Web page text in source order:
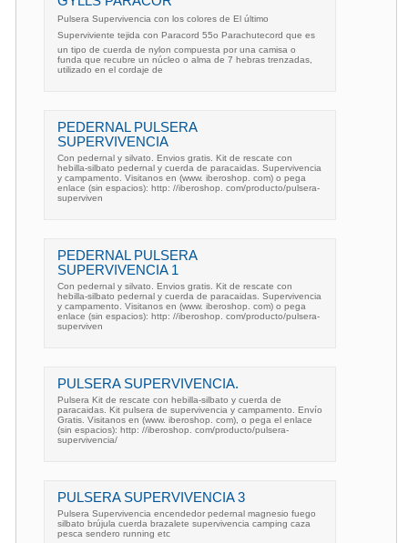
Pulsera Supervivencia con los colores de El último
Superviviente tejida con Paracord 55o Parachutecord que es
un tipo de cuerda de nylon compuesta por una camisa o
funda que recubre un núcleo o alma de 7 hebras trenzadas,
utilizado en el cordaje de
PEDERNAL PULSERA
SUPERVIVENCIA
Con pedernal y silvato. Envios gratis. Kit de rescate con
hebilla-silbato pedernal y cuerda de paracaidas. Supervivencia
y campamento. Visitanos en (www. iberoshop. com) o pega
enlace (sin espacios): http: //iberoshop. com/producto/pulsera-
superviven
PEDERNAL PULSERA
SUPERVIVENCIA 1
Con pedernal y silvato. Envios gratis. Kit de rescate con
hebilla-silbato pedernal y cuerda de paracaidas. Supervivencia
y campamento. Visitanos en (www. iberoshop. com) o pega
enlace (sin espacios): http: //iberoshop. com/producto/pulsera-
superviven
PULSERA SUPERVIVENCIA.
Pulsera Kit de rescate con hebilla-silbato y cuerda de
paracaidas. Kit pulsera de supervivencia y campamento. Envío
Gratis. Visitanos en (www. iberoshop. com), o pega el enlace
(sin espacios): http: //iberoshop. com/producto/pulsera-
supervivencia/
PULSERA SUPERVIVENCIA 3
Pulsera Supervivencia encendedor pedernal magnesio fuego
silbato brújula cuerda brazalete supervivencia camping caza
pesca sendero running etc